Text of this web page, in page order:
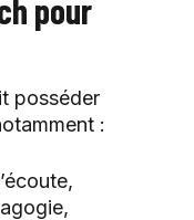
pour
posséder
: